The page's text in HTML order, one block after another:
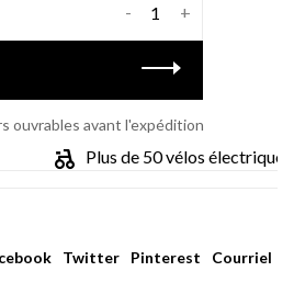
+
-
ouvrables avant l'expédition
Plus de 50 vélos électriques
Twitter Pinterest Courriel